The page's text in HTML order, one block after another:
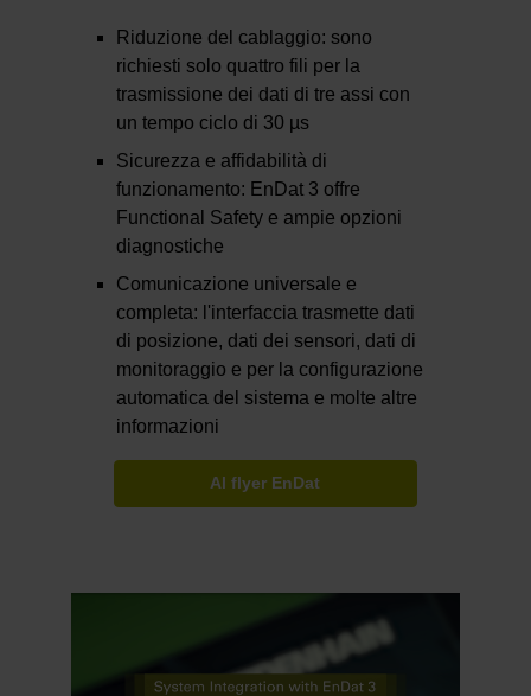
Riduzione del cablaggio: sono
richiesti solo quattro fili per la
trasmissione dei dati di tre assi con
un tempo ciclo di 30 µs
Sicurezza e affidabilità di
funzionamento: EnDat 3 offre
Functional Safety e ampie opzioni
diagnostiche
Comunicazione universale e
completa: l'interfaccia trasmette dati
di posizione, dati dei sensori, dati di
monitoraggio e per la configurazione
automatica del sistema e molte altre
informazioni
Al flyer EnDat